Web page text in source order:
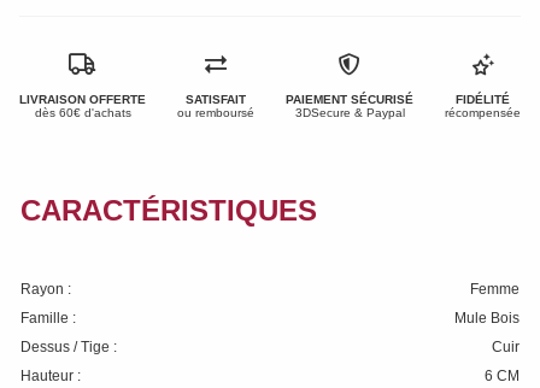
LIVRAISON OFFERTE
dès 60€ d'achats
SATISFAIT
ou remboursé
PAIEMENT SÉCURISÉ
3DSecure & Paypal
FIDÉLITÉ
récompensée
CARACTÉRISTIQUES
Rayon :
Femme
Famille :
Mule Bois
Dessus / Tige :
Cuir
Hauteur :
6 CM